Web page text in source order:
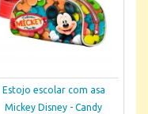
Estojo escolar com asa
Mickey Disney - Candy